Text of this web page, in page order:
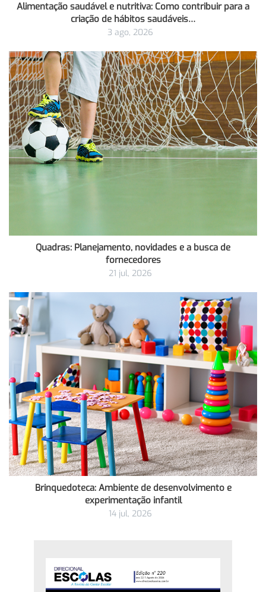
Alimentação saudável e nutritiva: Como contribuir para a
criação de hábitos saudáveis…
3 ago, 2026
Quadras: Planejamento, novidades e a busca de
fornecedores
21 jul, 2026
Brinquedoteca: Ambiente de desenvolvimento e
experimentação infantil
14 jul, 2026